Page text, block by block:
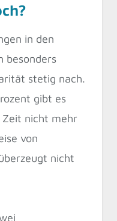
in den
besonders
stetig nach.
gibt es
nicht mehr
von
nicht